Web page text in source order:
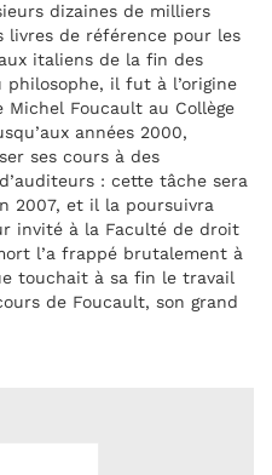
dizaines de milliers
livres de référence pour les
italiens de la fin des
philosophe, il fut à l’origine
Foucault au Collège
années 2000,
ses cours à des
: cette tâche sera
2007, et il la poursuivra
invité à la Faculté de droit
l’a frappé brutalement à
touchait à sa fin le travail
de Foucault, son grand